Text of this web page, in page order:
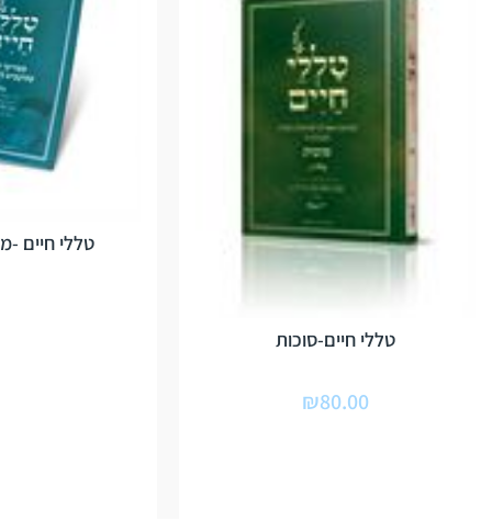
טללי חיים-סוכות
₪80.00
טללי חיים -